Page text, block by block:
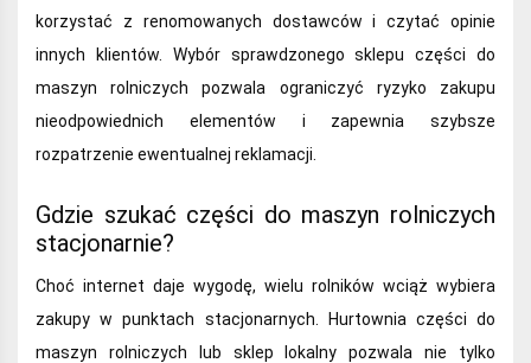
korzystać z renomowanych dostawców i czytać opinie
innych klientów. Wybór sprawdzonego sklepu części do
maszyn rolniczych pozwala ograniczyć ryzyko zakupu
nieodpowiednich elementów i zapewnia szybsze
rozpatrzenie ewentualnej reklamacji.
Gdzie szukać części do maszyn rolniczych
stacjonarnie?
Choć internet daje wygodę, wielu rolników wciąż wybiera
zakupy w punktach stacjonarnych. Hurtownia części do
maszyn rolniczych lub sklep lokalny pozwala nie tylko